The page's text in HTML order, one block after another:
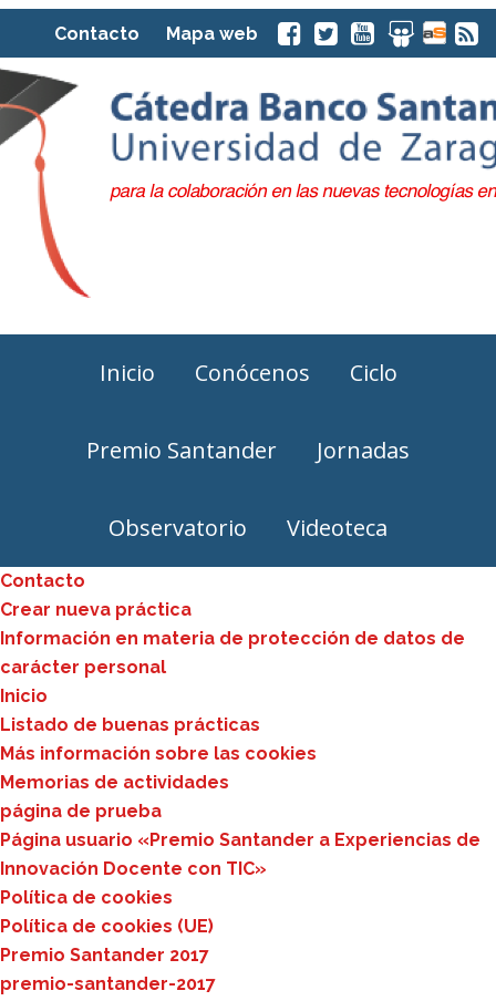
Contacto Mapa web
Inicio Conócenos Ciclo
Premio Santander Jornadas
Observatorio Videoteca
Contacto
Crear nueva práctica
Información en materia de protección de datos de
carácter personal
Inicio
Listado de buenas prácticas
Más información sobre las cookies
Memorias de actividades
página de prueba
Página usuario «Premio Santander a Experiencias de
Innovación Docente con TIC»
Política de cookies
Política de cookies (UE)
Premio Santander 2017
premio-santander-2017